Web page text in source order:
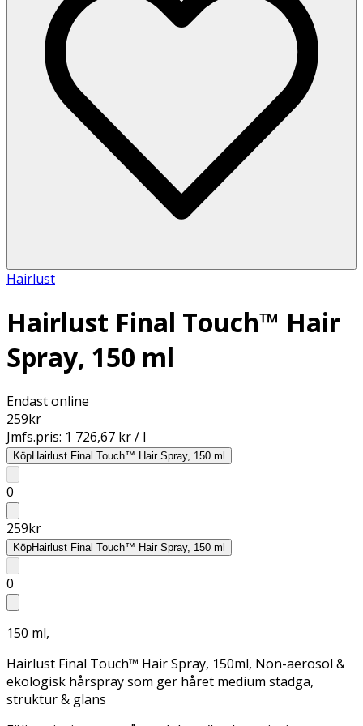
Hairlust
Hairlust Final Touch™ Hair
Spray, 150 ml
Endast online
259kr
Jmfs.pris: 1 726,67 kr / l
KöpHairlust Final Touch™ Hair Spray, 150 ml
0
259kr
KöpHairlust Final Touch™ Hair Spray, 150 ml
0
150 ml,
Hairlust Final Touch™ Hair Spray, 150ml, Non-aerosol &
ekologisk hårspray som ger håret medium stadga,
struktur & glans